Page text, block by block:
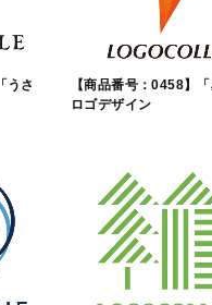
うさ
【商品番号：0458】
ロゴデザイン